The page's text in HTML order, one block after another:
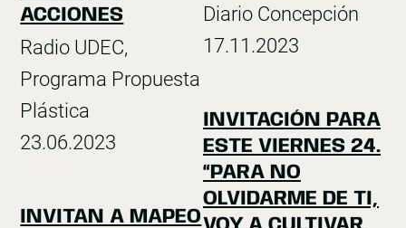
ACCIONES
Radio UDEC,
Programa Propuesta
Plástica
23.06.2023
INVITAN A MAPEO
Diario Concepción
17.11.2023
INVITACIÓN PARA
ESTE VIERNES 24.
“PARA NO
OLVIDARME DE TI,